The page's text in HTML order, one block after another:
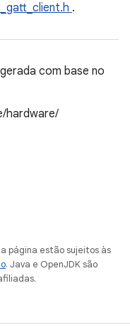
.
com base no
hardware/
página estão sujeitos às
. Java e OpenJDK são